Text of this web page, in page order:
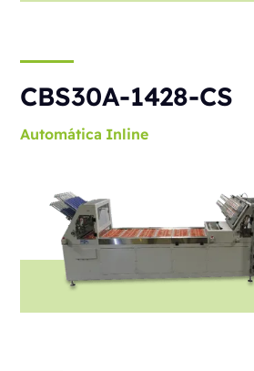
CBS30A-1428-CS
Automática Inline